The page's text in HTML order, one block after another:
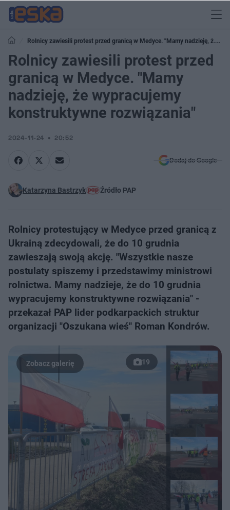
Rolnicy zawiesili protest przed granicą w Medyce. "Mamy nadzieję, że
wypracujemy konstruktywne rozwiązania"
Rolnicy zawiesili protest przed
granicą w Medyce. "Mamy
nadzieję, że wypracujemy
konstruktywne rozwiązania"
2024-11-24 20:52
Dodaj do Google
Katarzyna Bastrzyk Źródło PAP
Rolnicy protestujący w Medyce przed granicą z
Ukrainą zdecydowali, że do 10 grudnia
zawieszają swoją akcję. "Wszystkie nasze
postulaty spiszemy i przedstawimy ministrowi
rolnictwa. Mamy nadzieje, że do 10 grudnia
wypracujemy konstruktywne rozwiązania" -
przekazał PAP lider podkarpackich struktur
organizacji "Oszukana wieś" Roman Kondrów.
19